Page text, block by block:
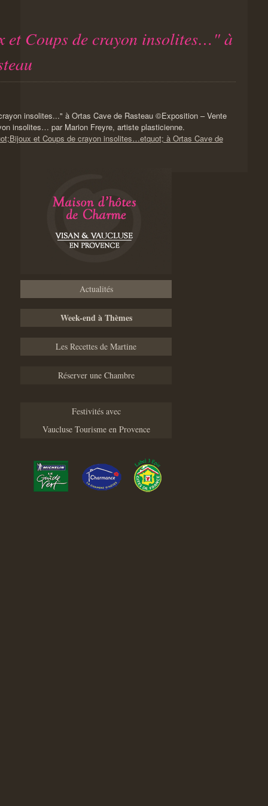
et Coups de crayon insolites…" à
Exposition – Vente
insolites… par Marion Freyre, artiste plasticienne.
et Coups de crayon insolites…etquot; à Ortas Cave de
Actualités
Week-end à Thèmes
Les Recettes de Martine
Réserver une Chambre
Festivités avec
Vaucluse Tourisme en Provence